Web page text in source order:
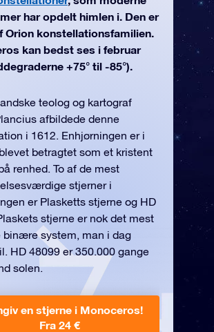
har opdelt himlen i. Den er
Orion konstellationsfamilien.
kan bedst ses i februar
+75° til -85°).
teolog og kartograf
afbildede denne
i 1612. Enhjørningen er i
betragtet som et kristent
renhed. To af de mest
stjerner i
er Plasketts stjerne og HD
stjerne er nok det mest
binære system, man i dag
HD 48099 er 350.000 gange
solen.
en stjerne i Monoceros!
Fra 24 €